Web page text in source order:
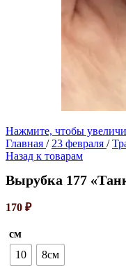
Нажмите, чтобы
Главная / 23 февраля /
Назад к товарам
Вырубка 177
170 ₽
см
10
8см